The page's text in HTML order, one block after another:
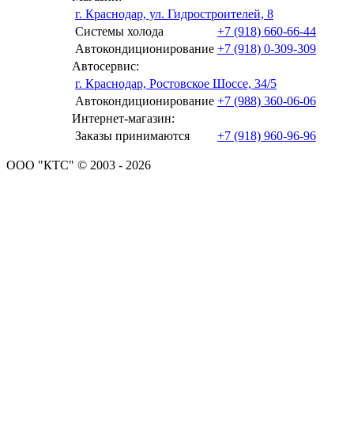
г. Краснодар, ул. Гидростроителей, 8
Системы холода
+7 (918) 660-66-44
Автокондиционирование +7 (918) 0-309-309
Автосервис:
г. Краснодар, Ростовское Шоссе, 34/5
Автокондиционирование +7 (988) 360-06-06
Интернет-магазин:
Заказы принимаются
+7 (918) 960-96-96
ООО "КТС" © 2003 - 2026